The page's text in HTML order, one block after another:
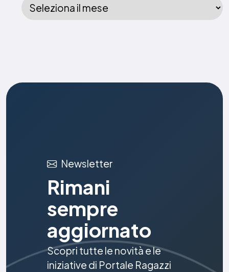
Newsletter
Rimani
sempre
aggiornato
Scopri tutte le novità e le
iniziative di Portale Ragazzi